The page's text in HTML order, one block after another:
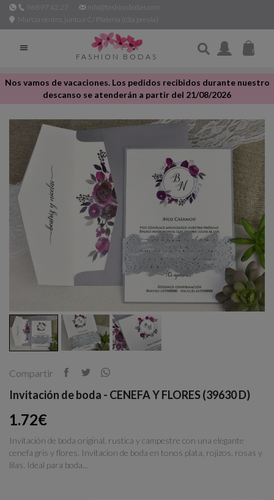
968 97 42 27
info@fashionbodas.com
Murcia centro, junto a C/ Platería (cita previa)

FASHION BODAS
Nos vamos de vacaciones. Los pedidos recibidos durante nuestro
descanso se atenderán a partir del 21/08/2026
Compartir
Invitación de boda - CENEFA Y FLORES (39630 D)
1.72€
Invitación de boda original, rustica y campestre con una elegante
cenefa gris y flores. Invitacion de boda en tonos plata, rojizos, rosas y
lilas. Ideal para boda...